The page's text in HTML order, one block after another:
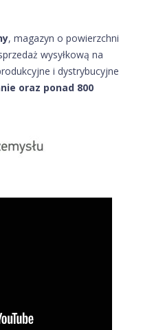
, magazyn o powierzchni
wysyłkową na
i dystrybucyjne
oraz ponad 800